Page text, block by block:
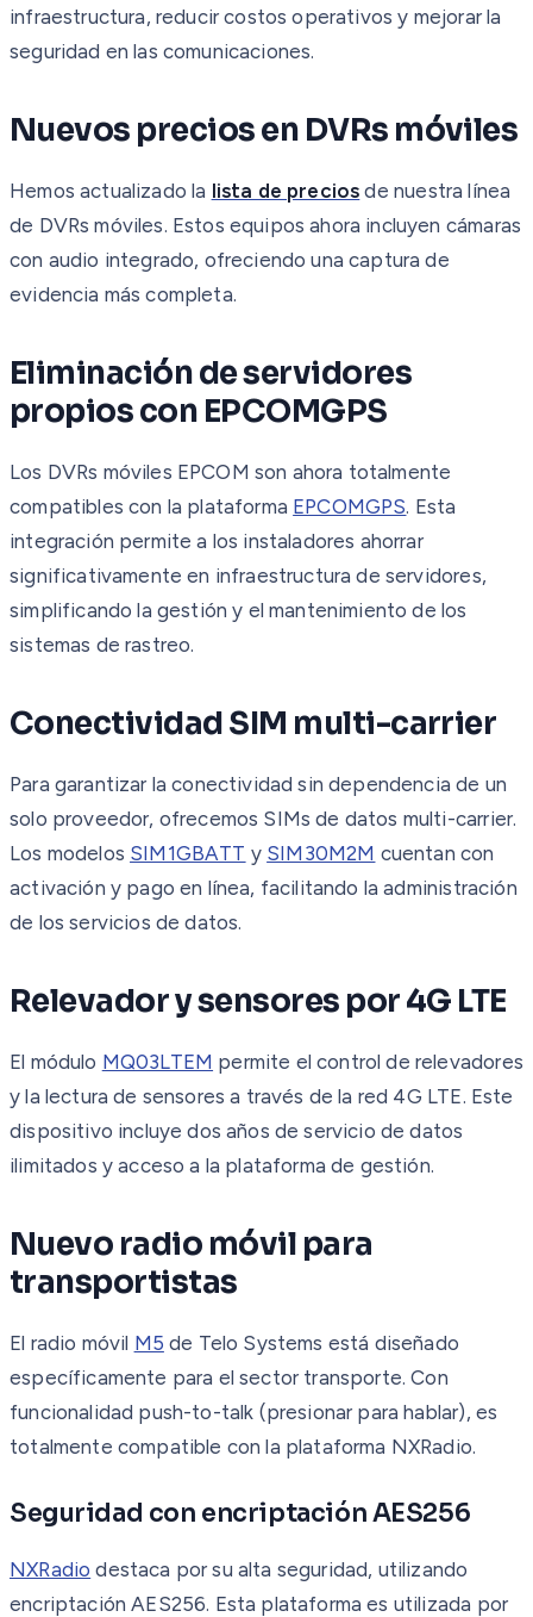
infraestructura, reducir costos operativos y mejorar la
seguridad en las comunicaciones.
Nuevos precios en DVRs móviles
Hemos actualizado la lista de precios de nuestra línea
de DVRs móviles. Estos equipos ahora incluyen cámaras
con audio integrado, ofreciendo una captura de
evidencia más completa.
Eliminación de servidores
propios con EPCOMGPS
Los DVRs móviles EPCOM son ahora totalmente
compatibles con la plataforma EPCOMGPS. Esta
integración permite a los instaladores ahorrar
significativamente en infraestructura de servidores,
simplificando la gestión y el mantenimiento de los
sistemas de rastreo.
Conectividad SIM multi-carrier
Para garantizar la conectividad sin dependencia de un
solo proveedor, ofrecemos SIMs de datos multi-carrier.
Los modelos SIM1GBATT y SIM30M2M cuentan con
activación y pago en línea, facilitando la administración
de los servicios de datos.
Relevador y sensores por 4G LTE
El módulo MQ03LTEM permite el control de relevadores
y la lectura de sensores a través de la red 4G LTE. Este
dispositivo incluye dos años de servicio de datos
ilimitados y acceso a la plataforma de gestión.
Nuevo radio móvil para
transportistas
El radio móvil M5 de Telo Systems está diseñado
específicamente para el sector transporte. Con
funcionalidad push-to-talk (presionar para hablar), es
totalmente compatible con la plataforma NXRadio.
Seguridad con encriptación AES256
NXRadio destaca por su alta seguridad, utilizando
encriptación AES256. Esta plataforma es utilizada por